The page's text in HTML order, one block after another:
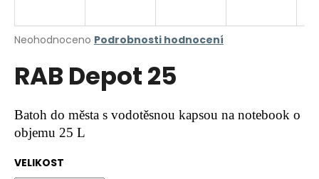
Průměrné
produktu
je
z
5
hvězdiček.
Neohodnoceno Podrobnosti hodnocení
RAB Depot 25
Batoh do města s vodotěsnou kapsou na notebook o
objemu 25 L
VELIKOST
j
t
?